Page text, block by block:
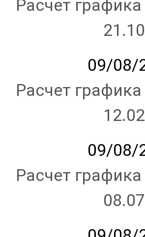
Расчет
09/08/
Расчет
09/08/
Расчет